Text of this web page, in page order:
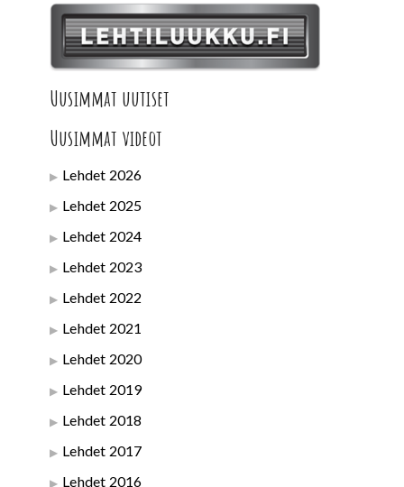
Uusimmat uutiset
Uusimmat videot
Lehdet 2026
Lehdet 2025
Lehdet 2024
Lehdet 2023
Lehdet 2022
Lehdet 2021
Lehdet 2020
Lehdet 2019
Lehdet 2018
Lehdet 2017
Lehdet 2016